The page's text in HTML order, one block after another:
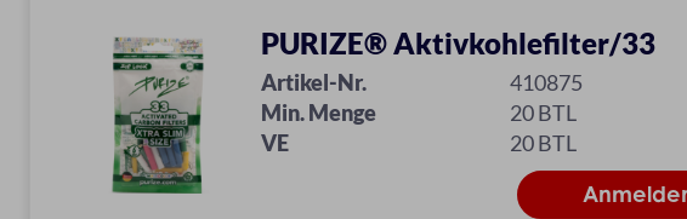
PURIZE® Aktivkohlefilter/33
Artikel-Nr.
410875
Min. Menge
20 BTL
VE
20 BTL